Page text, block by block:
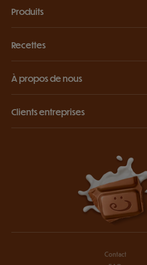
Produits
Recettes
À propos de nous
Clients entreprises
Contact